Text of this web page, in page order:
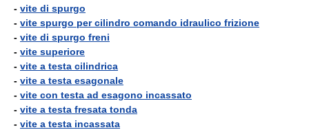
- vite di spurgo
- vite spurgo per cilindro comando idraulico frizione
- vite di spurgo freni
- vite superiore
- vite a testa cilindrica
- vite a testa esagonale
- vite con testa ad esagono incassato
- vite a testa fresata tonda
- vite a testa incassata